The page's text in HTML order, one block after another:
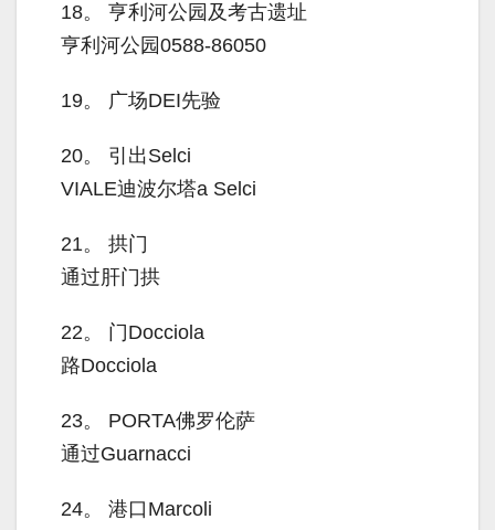
18。
亨利河公园及考古遗址
亨利河公园0588-86050
19。 广场DEI先验
20。
引出Selci
VIALE迪波尔塔a Selci
21。
拱门
通过肝门拱
22。
门Docciola
路Docciola
23。
PORTA佛罗伦萨
通过Guarnacci
24。
港口Marcoli